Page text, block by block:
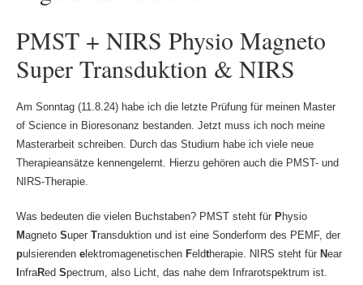
PMST + NIRS Physio Magneto
Super Transduktion & NIRS
Am Sonntag (11.8.24) habe ich die letzte Prüfung für meinen Master
of Science in Bioresonanz bestanden. Jetzt muss ich noch meine
Masterarbeit schreiben. Durch das Studium habe ich viele neue
Therapieansätze kennengelernt. Hierzu gehören auch die PMST- und
NIRS-Therapie.
Was bedeuten die vielen Buchstaben? PMST steht für Physio
Magneto Super Transduktion und ist eine Sonderform des PEMF, der
pulsierenden elektromagenetischen Feldtherapie. NIRS steht für Near
nfraRed Spectrum, also Licht, das nahe dem Infrarotspektrum ist.